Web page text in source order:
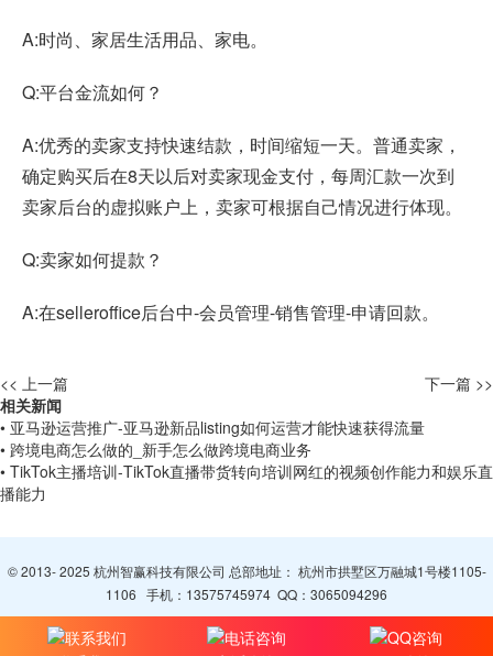
A:时尚、家居生活用品、家电。
Q:平台金流如何？
A:优秀的卖家支持快速结款，时间缩短一天。普通卖家，
确定购买后在8天以后对卖家现金支付，每周汇款一次到
卖家后台的虚拟账户上，卖家可根据自己情况进行体现。
Q:卖家如何提款？
A:在selleroffice后台中-会员管理-销售管理-申请回款。
<< 上一篇
下一篇 >>
相关新闻
• 亚马逊运营推广-亚马逊新品listing如何运营才能快速获得流量
• 跨境电商怎么做的_新手怎么做跨境电商业务
• TikTok主播培训-TikTok直播带货转向培训网红的视频创作能力和娱乐直
播能力
© 2013- 2025 杭州智赢科技有限公司 总部地址： 杭州市拱墅区万融城1号楼1105-
1106 手机： 13575745974 QQ： 3065094296